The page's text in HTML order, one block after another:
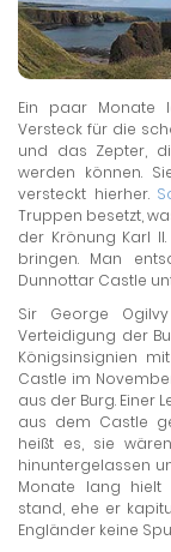
Ein paar Monate
Versteck für die
und das Zepter,
werden können.
versteckt hierher.
Truppen besetzt,
der Krönung Karl
bringen. Man
Dunnottar Castle
Sir George
Verteidigung der
Königsinsignien
Castle im
aus der Burg. Einer
aus dem Castle
heißt es, sie
hinuntergelassen
Monate lang hielt
stand, ehe er
Engländer keine